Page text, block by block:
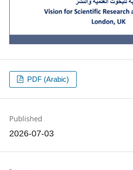
PDF (Arabic)
Published
2026-07-03